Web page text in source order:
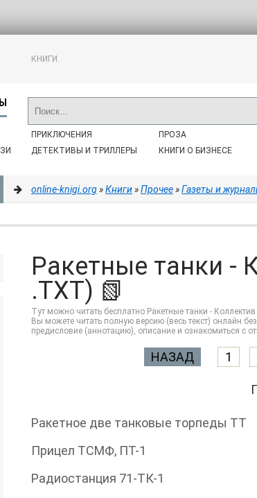
КНИГИ
ПРИКЛЮЧЕНИЯ
ДЕТЕКТИВЫ И ТРИЛЛЕРЫ
ПРОЗА
КНИГИ О БИЗНЕСЕ
online-knigi.org»Книги»Прочее»Газеты и
Ракетные танки -
.TXT) 📗
Тут можно читать бесплатно Ракетные танки -
Вы можете читать полную версию (весь текст) онлайн
предисловие (аннотацию), описание и ознакомиться с
НАЗАД 1
Ракетное две танковые торпеды ТТ
Прицел ТСМФ, ПТ-1
Радиостанция 71-ТК-1